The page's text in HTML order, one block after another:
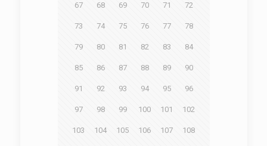
67 68 69 70 71 72
73 74 75 76 77 78
79 80 81 82 83 84
85 86 87 88 89 90
91 92 93 94 95 96
97 98 99 100 101 102
103 104 105 106 107 108